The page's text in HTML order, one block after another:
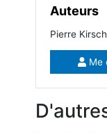
Auteurs
Pierre Kirsch
Me